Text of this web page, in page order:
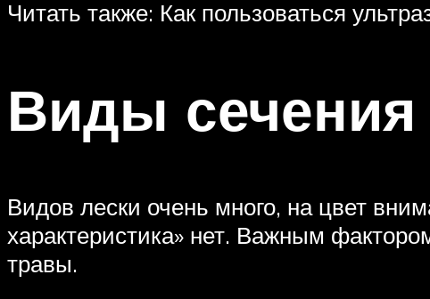
Читать также: Как пользоваться
Виды сечения
Видов лески очень много, на цвет
характеристика» нет. Важным
травы.